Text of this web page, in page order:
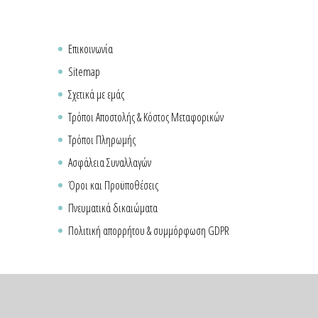
Επικοινωνία
Sitemap
Σχετικά με εμάς
Τρόποι Αποστολής & Κόστος Μεταφορικών
Τρόποι Πληρωμής
Ασφάλεια Συναλλαγών
Όροι και Προϋποθέσεις
Πνευματικά δικαιώματα
Πολιτική απορρήτου & συμμόρφωση GDPR